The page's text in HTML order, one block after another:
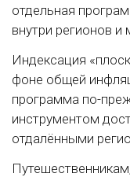
отдельная
внутри регионов и
Индексация
фоне общей
программа по-
инструментом
отдалёнными